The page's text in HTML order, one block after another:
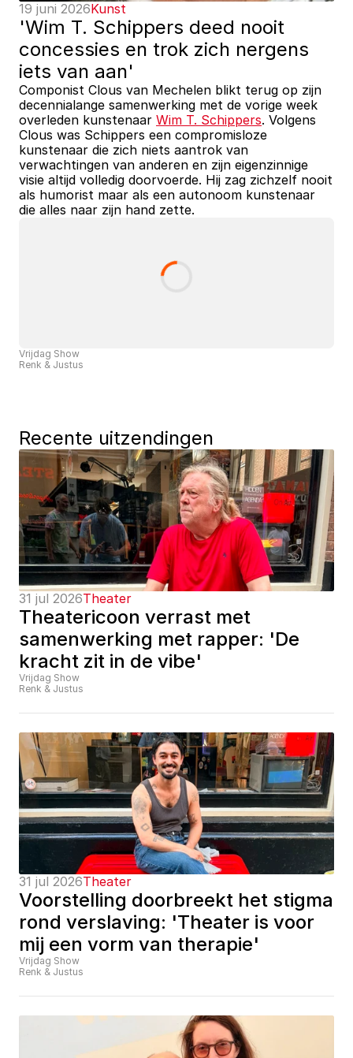
19 juni 2026Kunst
'Wim T. Schippers deed nooit
concessies en trok zich nergens
iets van aan'
Componist Clous van Mechelen blikt terug op zijn
decennialange samenwerking met de vorige week
overleden kunstenaar Wim T. Schippers. Volgens
Clous was Schippers een compromisloze
kunstenaar die zich niets aantrok van
verwachtingen van anderen en zijn eigenzinnige
visie altijd volledig doorvoerde. Hij zag zichzelf nooit
als humorist maar als een autonoom kunstenaar
die alles naar zijn hand zette.
Vrijdag Show
Renk & Justus
Recente uitzendingen
31 jul 2026Theater
Theatericoon verrast met
samenwerking met rapper: 'De
kracht zit in de vibe'
Vrijdag Show
Renk & Justus
31 jul 2026Theater
Voorstelling doorbreekt het stigma
rond verslaving: 'Theater is voor
mij een vorm van therapie'
Vrijdag Show
Renk & Justus